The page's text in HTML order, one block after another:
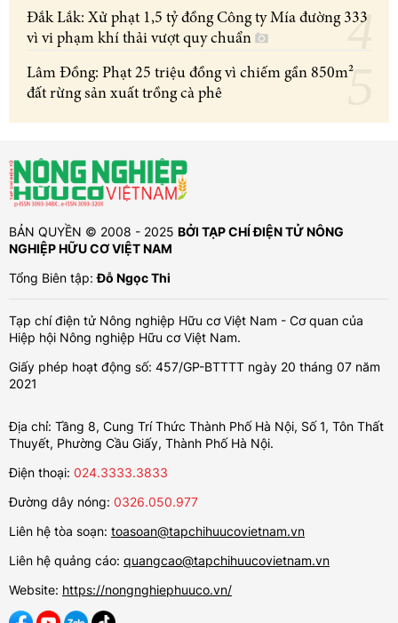
Đắk Lắk: Xử phạt 1,5 tỷ đồng Công ty Mía đường 333
vì vi phạm khí thải vượt quy chuẩn
Lâm Đồng: Phạt 25 triệu đồng vì chiếm gần 850m²
đất rừng sản xuất trồng cà phê
BẢN QUYỀN © 2008 - 2025 BỞI TẠP CHÍ ĐIỆN TỬ NÔNG
NGHIỆP HỮU CƠ VIỆT NAM
Tổng Biên tập:Đỗ Ngọc Thi
Tạp chí điện tử Nông nghiệp Hữu cơ Việt Nam - Cơ quan của
Hiệp hội Nông nghiệp Hữu cơ Việt Nam.
Giấy phép hoạt động số: 457/GP-BTTTT ngày 20 tháng 07 năm
2021
Địa chỉ: Tầng 8, Cung Trí Thức Thành Phố Hà Nội, Số 1, Tôn Thất
Thuyết, Phường Cầu Giấy, Thành Phố Hà Nội.
Điện thoại: 024.3333.3833
Đường dây nóng: 0326.050.977
Liên hệ tòa soạn: toasoan@tapchihuucovietnam.vn
Liên hệ quảng cáo: quangcao@tapchihuucovietnam.vn
Website: https://nongnghiephuuco.vn/